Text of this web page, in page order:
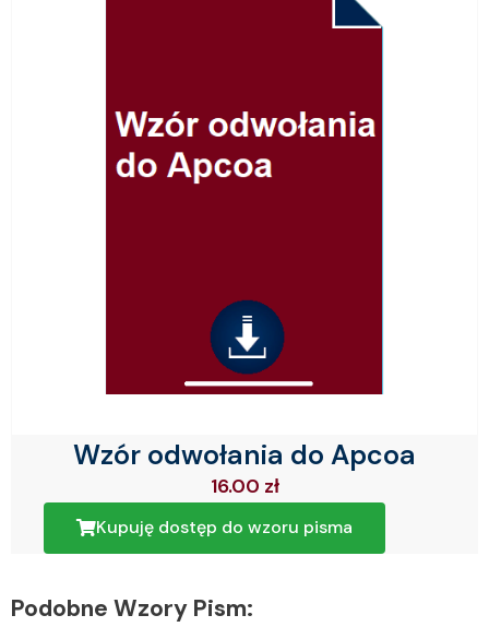
Wzór odwołania do Apcoa
16.00 zł
Kupuję dostęp do wzoru pisma
Podobne Wzory Pism: